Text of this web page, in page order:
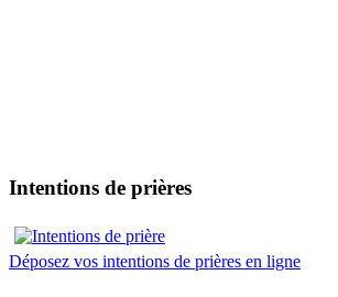
Intentions de prières
Déposez vos intentions de prières en ligne